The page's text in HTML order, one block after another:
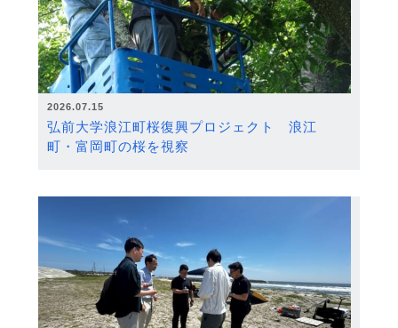
2026.07.15
弘前大学浪江町桜復興プロジェクト 浪江
町・富岡町の桜を視察